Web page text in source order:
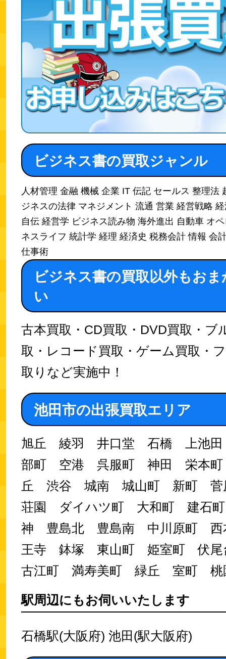
ビジネス書の買取ジャンル
人材管理 金融 機械 企業 IT 伝記 セールス 整理法
ジネスの法律 マネジメント 流通 営業 経営戦略
自伝 経営学 ビジネス読み物 海外進出 自動車 オ
ネスライフ 統計学 経理 経済史 税務会計 情報 会
仕事術
ビジネス書の買取以外もお
い
古本買取・CD買取・DVD買取・ブ
取・レコード買取・ゲーム買取・
取りなど実施中！
池田市の出張買取エリア
旭丘 綾羽 井口堂 石橋 上池
部町 空港 呉服町 神田 栄本
丘 渋谷 城南 城山町 新町
荘園 ダイハツ町 大和町 建石
神 豊島北 豊島南 中川原町
王寺 鉢塚 東山町 姫室町 伏
古江町 満寿美町 緑丘 室町 桃
駅周辺にもお伺いいたします
石橋駅(大阪府) 池田(駅大阪府)